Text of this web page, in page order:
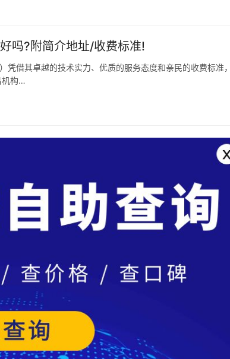
吗?附简介地址/收费标准!
凭借其卓越的技术实力、优质的服务态度和亲民的收费标准
机构…